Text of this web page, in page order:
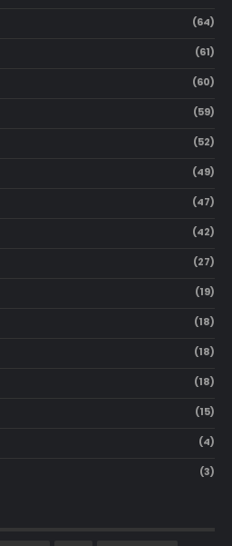
(64)
(61)
(60)
(59)
(52)
(49)
(47)
(42)
(27)
(19)
(18)
(18)
(18)
(15)
(4)
(3)